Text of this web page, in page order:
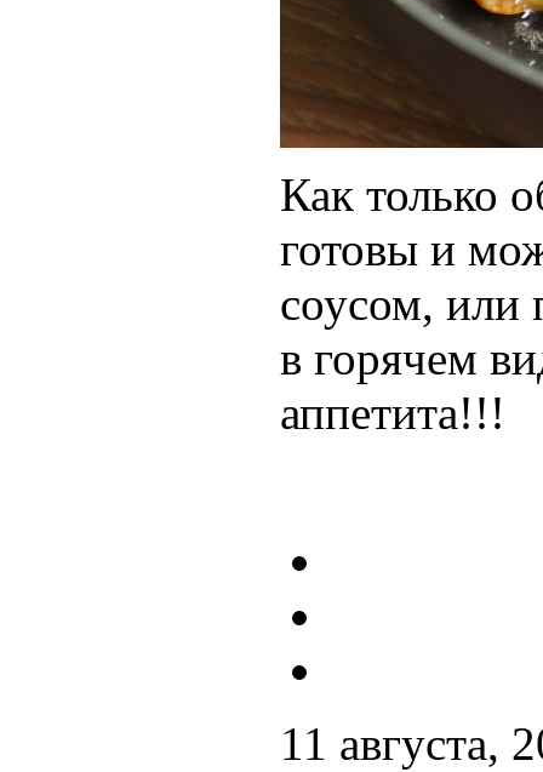
Как только
готовы и
соусом, или
в горячем
аппетита!!!
11 августа,